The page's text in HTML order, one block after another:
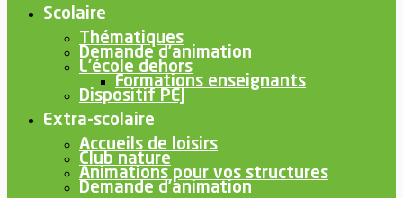
Scolaire
Thématiques
Demande d’animation
L’école dehors
Formations enseignants
Dispositif PEJ
Extra-scolaire
Accueils de loisirs
Club nature
Animations pour vos structures
Demande d’animation